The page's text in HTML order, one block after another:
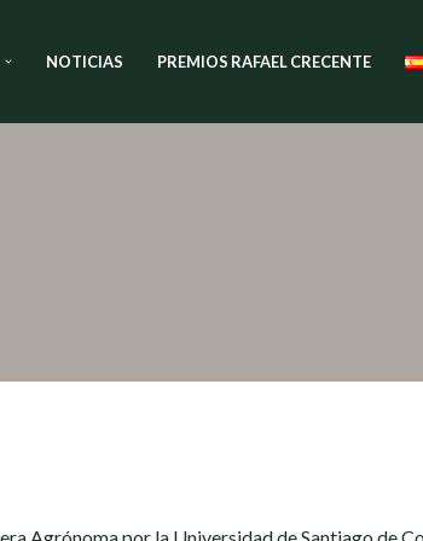
NOTICIAS PREMIOS RAFAEL CRECENTE
Agrónoma por la Universidad de Santiago de